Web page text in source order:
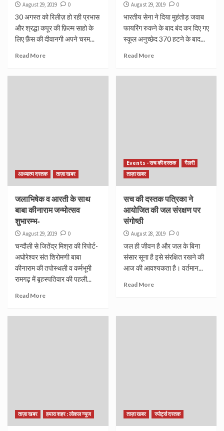
August 29, 2019 0
30 अगस्त को रिलीज़ हो रही प्रभास
और श्रद्धा कपूर की फ़िल्म साहो के
लिए फ़ैंस की दीवानगी अपने चरम...
Read More
August 29, 2019 0
भारतीय सेना ने दिया मुहंतोड़ जवाब
फायरिंग रुकने के बाद बंद कर दिए गए
स्कूल अनुच्छेद 370 हटने के बाद...
Read More
आध्यात्म दस्तक ताज़ा खबर
जलाभिषेक व आरती के साथ
बाबा कीनाराम जन्मोत्सव
शुभारम्भ-
August 29, 2019 0
चन्दौली से जितेंद्र मिश्रा की रिपोर्ट-
अघोरेश्वर संत शिरोमणी बाबा
कीनाराम की तपोस्थली व कर्मभूमी
रामगढ़ में बृहस्पतिवार की पहली...
Read More
Events - सच की दस्तक
गैलरी
ताज़ा खबर
सच की दस्तक पत्रिका ने
आयोजित की जल संरक्षण पर
संगोष्ठी
August 28, 2019 0
जल ही जीवन है और जल के बिना
संसार सूना है इसे संरक्षित रखने की
आज की आवश्यकता है। वर्तमान...
Read More
ताज़ा खबर हमारा शहर : लोकल न्यूज ताज़ा खबर स्पोर्ट्स दस्तक